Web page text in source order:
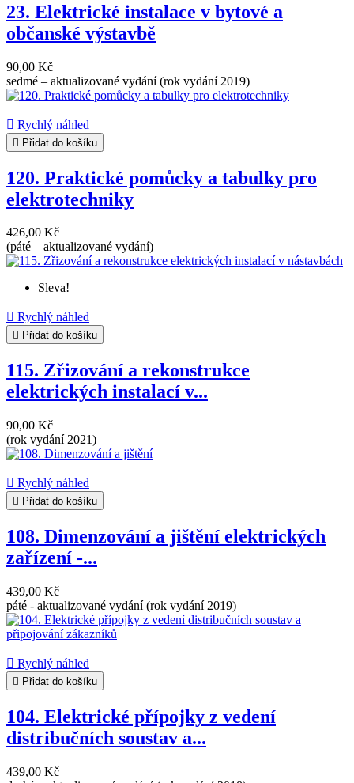
23. Elektrické instalace v bytové a
občanské výstavbě
90,00 Kč
sedmé – aktualizované vydání (rok vydání 2019)
 Rychlý náhled
 Přidat do košíku
120. Praktické pomůcky a tabulky pro
elektrotechniky
426,00 Kč
(páté – aktualizované vydání)
Sleva!
 Rychlý náhled
 Přidat do košíku
115. Zřizování a rekonstrukce
elektrických instalací v...
90,00 Kč
(rok vydání 2021)
 Rychlý náhled
 Přidat do košíku
108. Dimenzování a jištění elektrických
zařízení -...
439,00 Kč
páté - aktualizované vydání (rok vydání 2019)
 Rychlý náhled
 Přidat do košíku
104. Elektrické přípojky z vedení
distribučních soustav a...
439,00 Kč